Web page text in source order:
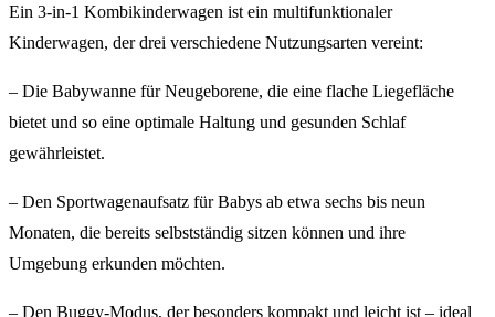
Ein 3-in-1 Kombikinderwagen ist ein multifunktionaler
Kinderwagen, der drei verschiedene Nutzungsarten vereint:
– Die Babywanne für Neugeborene, die eine flache Liegefläche
bietet und so eine optimale Haltung und gesunden Schlaf
gewährleistet.
– Den Sportwagenaufsatz für Babys ab etwa sechs bis neun
Monaten, die bereits selbstständig sitzen können und ihre
Umgebung erkunden möchten.
– Den Buggy-Modus, der besonders kompakt und leicht ist – ideal